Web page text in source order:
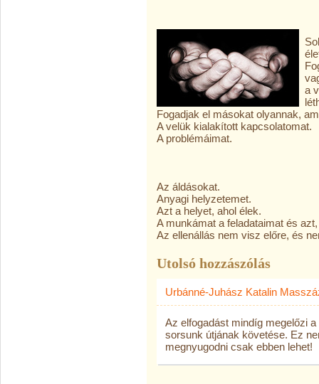
a
Fogadjak el másokat olyannak,
A velük kialakított kapcsolatomat.
A problémáimat.
Az áldásokat.
Anyagi helyzetemet.
Azt a helyet, ahol élek.
A munkámat a feladataimat és
Az ellenállás nem visz előre, és
Utolsó hozzászólás
Urbánné-Juhász Katalin
Az elfogadást mindíg megelőzi
sorsunk útjának követése. Ez
megnyugodni csak ebben lehet!